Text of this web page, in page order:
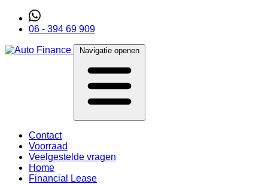
06 - 394 69 909
Navigatie openen
Contact
Voorraad
Veelgestelde vragen
Home
Financial Lease